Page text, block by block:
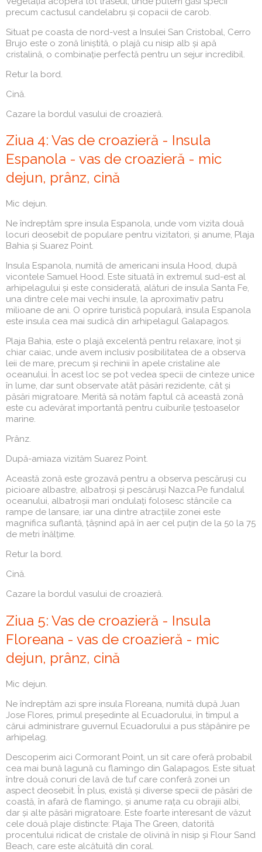
precum cactusul candelabru și copacii de carob.
Situat pe coasta de nord-vest a Insulei San Cristobal, Cerro
Brujo este o zonă liniștită, o plajă cu nisip alb și apă
cristalină, o combinație perfectă pentru un sejur incredibil.
Retur la bord.
Cină.
Cazare la bordul vasului de croazieră.
Ziua 4: Vas de croazieră - Insula
Espanola - vas de croazieră - mic
dejun, prânz, cină
Mic dejun.
Ne îndreptăm spre insula Espanola, unde vom vizita două
locuri deosebit de populare pentru vizitatori, și anume, Plaja
Bahia și Suarez Point.
Insula Espanola, numită de americani insula Hood, după
vicontele Samuel Hood. Este situată în extremul sud-est al
arhipelagului și este considerată, alături de insula Santa Fe,
una dintre cele mai vechi insule, la aproximativ patru
milioane de ani. O oprire turistică populară, insula Espanola
este insula cea mai sudică din arhipelagul Galapagos.
Plaja Bahia, este o plajă excelentă pentru relaxare, înot și
chiar caiac, unde avem inclusiv posibilitatea de a observa
leii de mare, precum și rechinii în apele cristaline ale
oceanului. În acest loc se pot vedea specii de cinteze unice
în lume, dar sunt observate atât păsări rezidente, cât și
păsări migratoare. Merită să notăm faptul că această zonă
este cu adevărat importantă pentru cuiburile țestoaselor
marine.
Prânz.
După-amiaza vizităm Suarez Point.
Această zonă este grozavă pentru a observa pescăruși cu
picioare albastre, albatroși și pescăruși Nazca.Pe fundalul
oceanului, albatroșii mari ondulați folosesc stâncile ca
rampe de lansare, iar una dintre atracțiile zonei este
magnifica suflantă, țâșnind apă în aer cel puțin de la 50 la 75
de metri înălțime.
Retur la bord.
Cină.
Cazare la bordul vasului de croazieră.
Ziua 5: Vas de croazieră - Insula
Floreana - vas de croazieră - mic
dejun, prânz, cină
Mic dejun.
Ne îndreptăm azi spre insula Floreana, numită după Juan
Jose Flores, primul președinte al Ecuadorului, în timpul a
cărui administrare guvernul Ecuadorului a pus stăpânire pe
arhipelag.
Descoperim aici Cormorant Point, un sit care oferă probabil
cea mai bună lagună cu flamingo din Galapagos. Este situat
între două conuri de lavă de tuf care conferă zonei un
aspect deosebit. În plus, există și diverse specii de păsări de
coastă, în afară de flamingo, și anume rața cu obrajii albi,
dar și alte păsări migratoare. Este foarte interesant de văzut
cele două plaje distincte: Plaja The Green, datorită
procentului ridicat de cristale de olivină în nisip și Flour Sand
Beach, care este alcătuită din coral.